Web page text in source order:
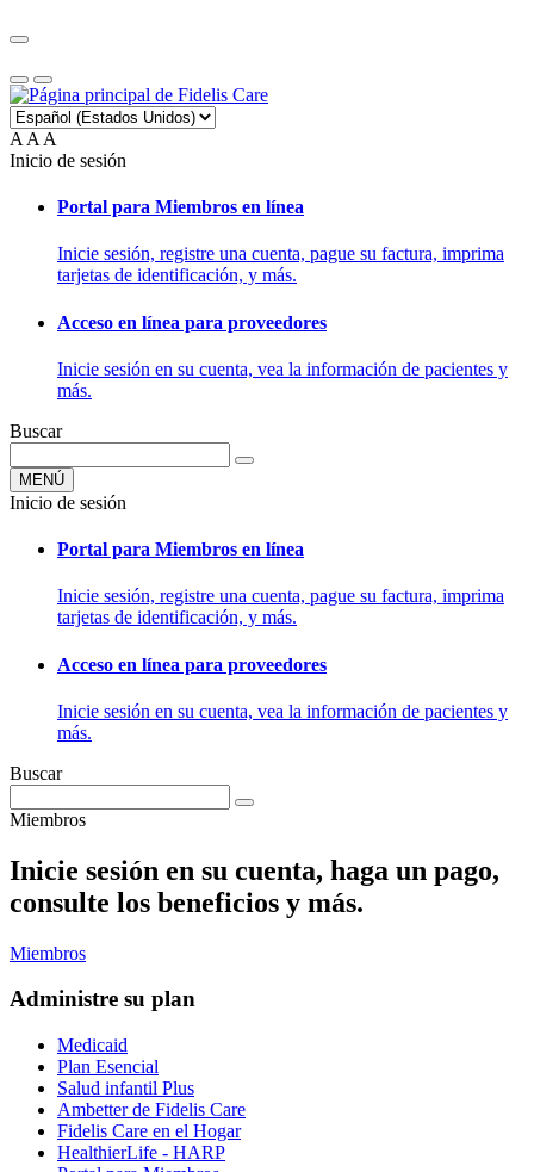
A A A
Inicio de sesión
Portal para Miembros en línea
Inicie sesión, registre una cuenta, pague su factura, imprima
tarjetas de identificación, y más.
Acceso en línea para proveedores
Inicie sesión en su cuenta, vea la información de pacientes y
más.
Buscar
MENÚ
Inicio de sesión
Portal para Miembros en línea
Inicie sesión, registre una cuenta, pague su factura, imprima
tarjetas de identificación, y más.
Acceso en línea para proveedores
Inicie sesión en su cuenta, vea la información de pacientes y
más.
Buscar
Miembros
Inicie sesión en su cuenta, haga un pago,
consulte los beneficios y más.
Miembros
Administre su plan
Medicaid
Plan Esencial
Salud infantil Plus
Ambetter de Fidelis Care
Fidelis Care en el Hogar
HealthierLife - HARP